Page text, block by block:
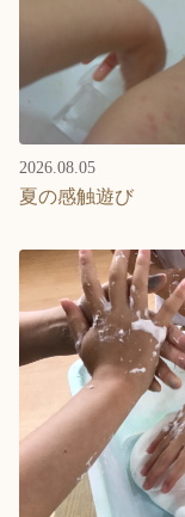
2026.08.05
夏の感触遊び